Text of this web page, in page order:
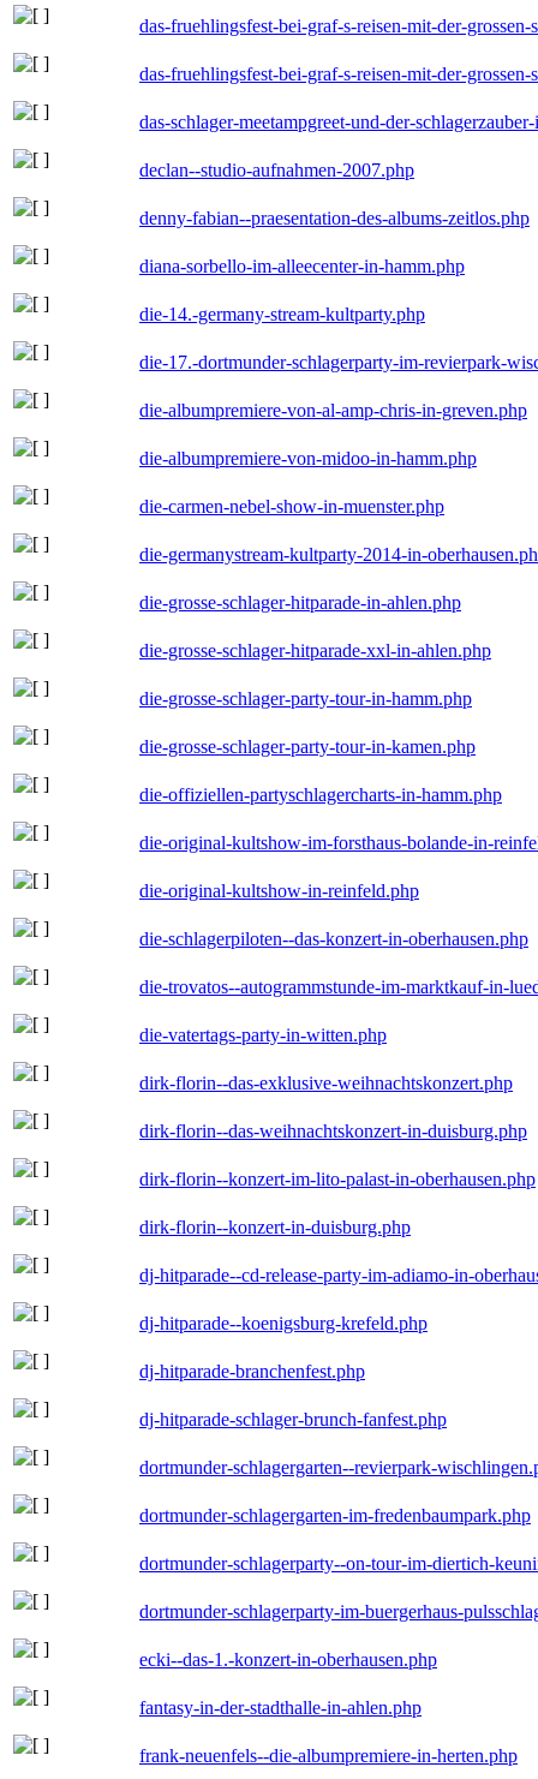
das-fruehlingsfest-bei-graf-s-reisen-mit-der-
das-fruehlingsfest-bei-graf-s-reisen-mit-der-
das-schlager-meetampgreet-und-der-
declan--studio-aufnahmen-2007.php
denny-fabian--praesentation-des-albums-zeitlos.php
diana-sorbello-im-alleecenter-in-hamm.php
die-14.-germany-stream-kultparty.php
die-17.-dortmunder-schlagerparty-im-revierpark-
die-albumpremiere-von-al-amp-chris-in-greven.php
die-albumpremiere-von-midoo-in-hamm.php
die-carmen-nebel-show-in-muenster.php
die-germanystream-kultparty-2014-in-
die-grosse-schlager-hitparade-in-ahlen.php
die-grosse-schlager-hitparade-xxl-in-ahlen.php
die-grosse-schlager-party-tour-in-hamm.php
die-grosse-schlager-party-tour-in-kamen.php
die-offiziellen-partyschlagercharts-in-hamm.php
die-original-kultshow-im-forsthaus-bolande-in-
die-original-kultshow-in-reinfeld.php
die-schlagerpiloten--das-konzert-in-oberhausen.php
die-trovatos--autogrammstunde-im-marktkauf-in-
die-vatertags-party-in-witten.php
dirk-florin--das-exklusive-weihnachtskonzert.php
dirk-florin--das-weihnachtskonzert-in-duisburg.php
dirk-florin--konzert-im-lito-palast-in-oberhausen.php
dirk-florin--konzert-in-duisburg.php
dj-hitparade--cd-release-party-im-adiamo-in-
dj-hitparade--koenigsburg-krefeld.php
dj-hitparade-branchenfest.php
dj-hitparade-schlager-brunch-fanfest.php
dortmunder-schlagergarten--revierpark-
dortmunder-schlagergarten-im-fredenbaumpark.php
dortmunder-schlagerparty--on-tour-im-diertich-
dortmunder-schlagerparty-im-buergerhaus-
ecki--das-1.-konzert-in-oberhausen.php
fantasy-in-der-stadthalle-in-ahlen.php
frank-neuenfels--die-albumpremiere-in-herten.php